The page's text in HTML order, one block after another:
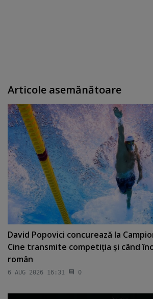
Articole asemănătoare
David Popovici concurează la
Cine transmite competiţia şi când
român
6 AUG 2026 16:31 0